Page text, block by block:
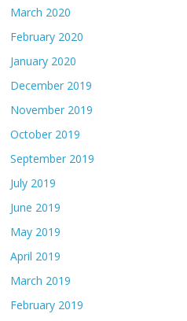
March 2020
February 2020
January 2020
December 2019
November 2019
October 2019
September 2019
July 2019
June 2019
May 2019
April 2019
March 2019
February 2019